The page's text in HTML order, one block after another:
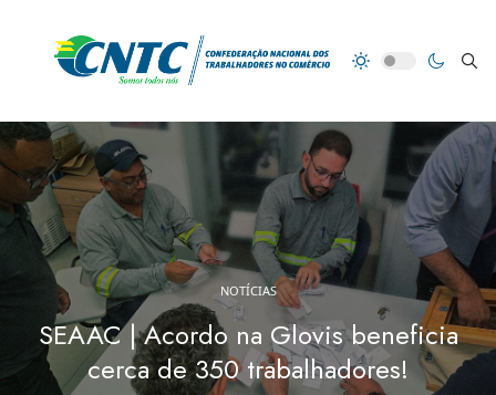
NOTÍCIAS
SEAAC | Acordo na Glovis beneficia
cerca de 350 trabalhadores!